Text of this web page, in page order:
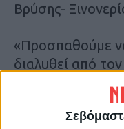
Βρύσης-
«Προσπαθούμε
διαλυθεί από
ο
Καρδίτσας
οι ζημιές είναι